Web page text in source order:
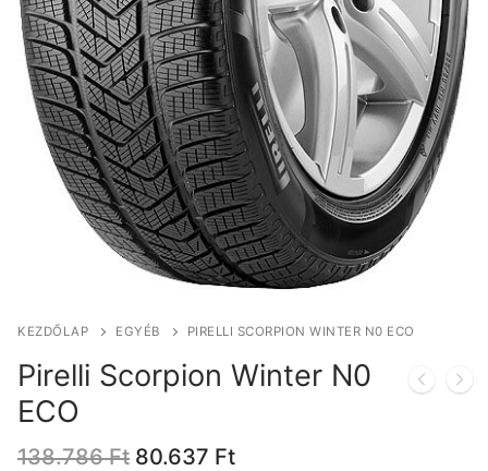
KEZDŐLAP EGYÉB PIRELLI SCORPION WINTER N0 ECO
Pirelli Scorpion Winter N0
ECO
138.786Ft Original
80.637 FtCurrent